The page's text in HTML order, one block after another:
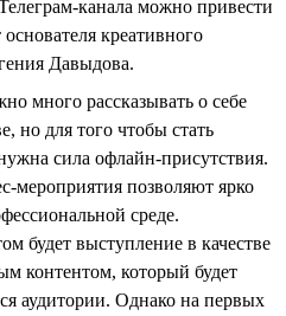
канала можно привести
креативного
Давыдова.
много рассказывать о себе
но для того чтобы стать
сила офлайн-присутствия.
мероприятия позволяют ярко
среде.
будет выступление в качестве
контентом, который будет
аудитории. Однако на первых